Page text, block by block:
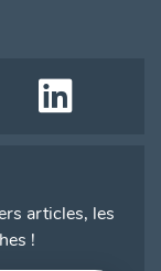
articles, les
!